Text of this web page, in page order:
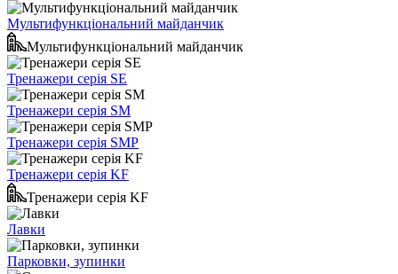
Мультифункціональний майданчик
Мультифункціональний майданчик
Тренажери серія SE
Тренажери серія SM
Тренажери серія SMP
Тренажери серія KF
Тренажери серія KF
Лавки
Парковки, зупинки